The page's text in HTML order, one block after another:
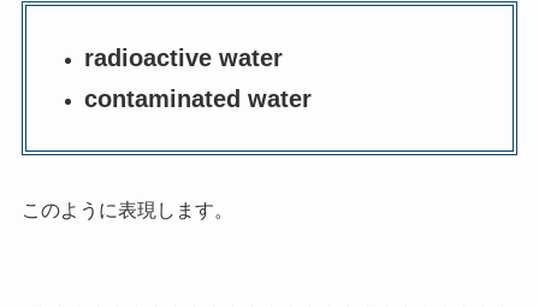
radioactive water
contaminated water
このように表現します。